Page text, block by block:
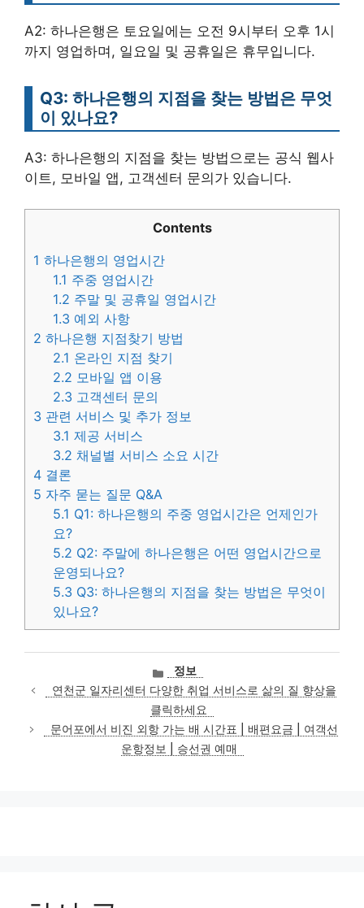
A2: 하나은행은 토요일에는 오전 9시부터 오후 1시
까지 영업하며, 일요일 및 공휴일은 휴무입니다.
Q3: 하나은행의 지점을 찾는 방법은 무엇
이 있나요?
A3: 하나은행의 지점을 찾는 방법으로는 공식 웹사
이트, 모바일 앱, 고객센터 문의가 있습니다.
Contents
1 하나은행의 영업시간
1.1 주중 영업시간
1.2 주말 및 공휴일 영업시간
1.3 예외 사항
2 하나은행 지점찾기 방법
2.1 온라인 지점 찾기
2.2 모바일 앱 이용
2.3 고객센터 문의
3 관련 서비스 및 추가 정보
3.1 제공 서비스
3.2 채널별 서비스 소요 시간
4 결론
5 자주 묻는 질문 Q&A
5.1 Q1: 하나은행의 주중 영업시간은 언제인가
요?
5.2 Q2: 주말에 하나은행은 어떤 영업시간으로
운영되나요?
5.3 Q3: 하나은행의 지점을 찾는 방법은 무엇이
있나요?
카
테
고
리
정보
연천군 일자리센터 다양한 취업 서비스로 삶의 질 향상을
클릭하세요
문어포에서 비진 외항 가는 배 시간표 | 배편요금 | 여객선
운항정보 | 승선권 예매